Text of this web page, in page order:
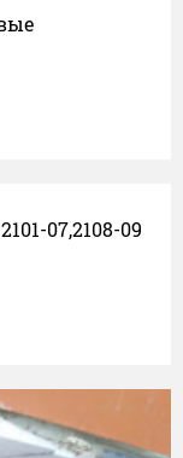
07,2108-09